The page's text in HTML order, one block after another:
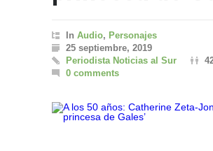
In Audio, Personajes
25 septiembre, 2019
Periodista Noticias al Sur
0 comments